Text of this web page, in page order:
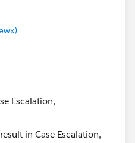
Escalation,